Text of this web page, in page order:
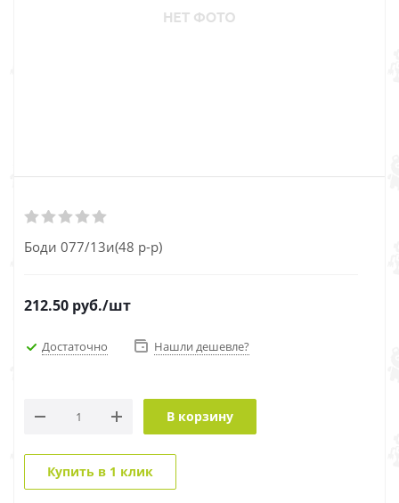
Боди 077/13и(48 р-р)
212.50 руб./шт
Достаточно Нашли дешевле?
В корзину
Купить в 1 клик